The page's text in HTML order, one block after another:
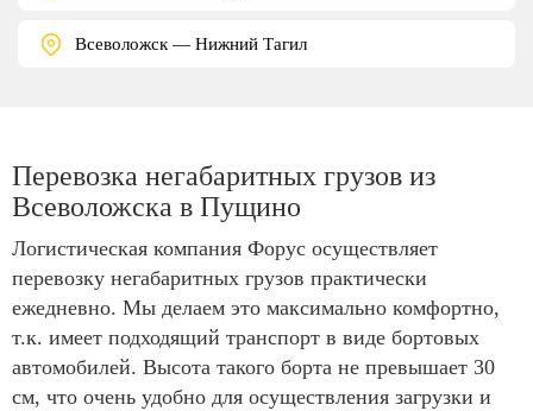
Всеволожск — Нижний Тагил
Перевозка негабаритных грузов из
Всеволожска в Пущино
Логистическая компания Форус осуществляет
перевозку негабаритных грузов практически
ежедневно. Мы делаем это максимально комфортно,
т.к. имеет подходящий транспорт в виде бортовых
автомобилей. Высота такого борта не превышает 30
см, что очень удобно для осуществления загрузки и